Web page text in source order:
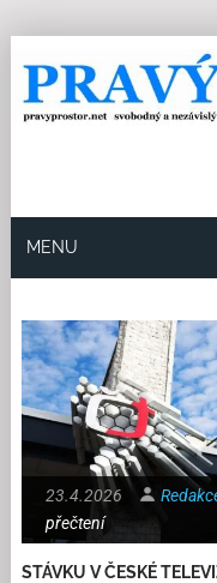
MENU
23.4.2026
přečtení
STÁVKU V ČESKÉ